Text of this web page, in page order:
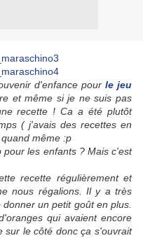
d'enfance pour le jeu
et même si je ne suis pas
recette ! Ca a été plutôt
( j'avais des recettes en
quand même :p
les enfants ? Mais c'est
recette régulièrement et
nous régalions. Il y a très
un petit goût en plus.
qui avaient encore
sur le côté donc ça s'ouvrait